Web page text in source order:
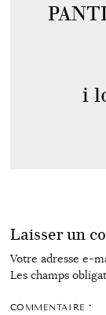
i
Laisser un
Votre adresse e-
Les champs
COMMENTAIRE*